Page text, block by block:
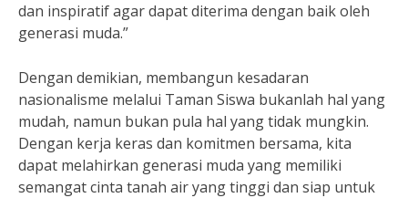
dan inspiratif agar dapat diterima dengan baik oleh
generasi muda.”
Dengan demikian, membangun kesadaran
nasionalisme melalui Taman Siswa bukanlah hal yang
mudah, namun bukan pula hal yang tidak mungkin.
Dengan kerja keras dan komitmen bersama, kita
dapat melahirkan generasi muda yang memiliki
semangat cinta tanah air yang tinggi dan siap untuk